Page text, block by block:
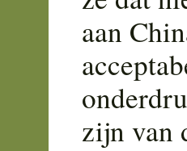
aan
zijn van